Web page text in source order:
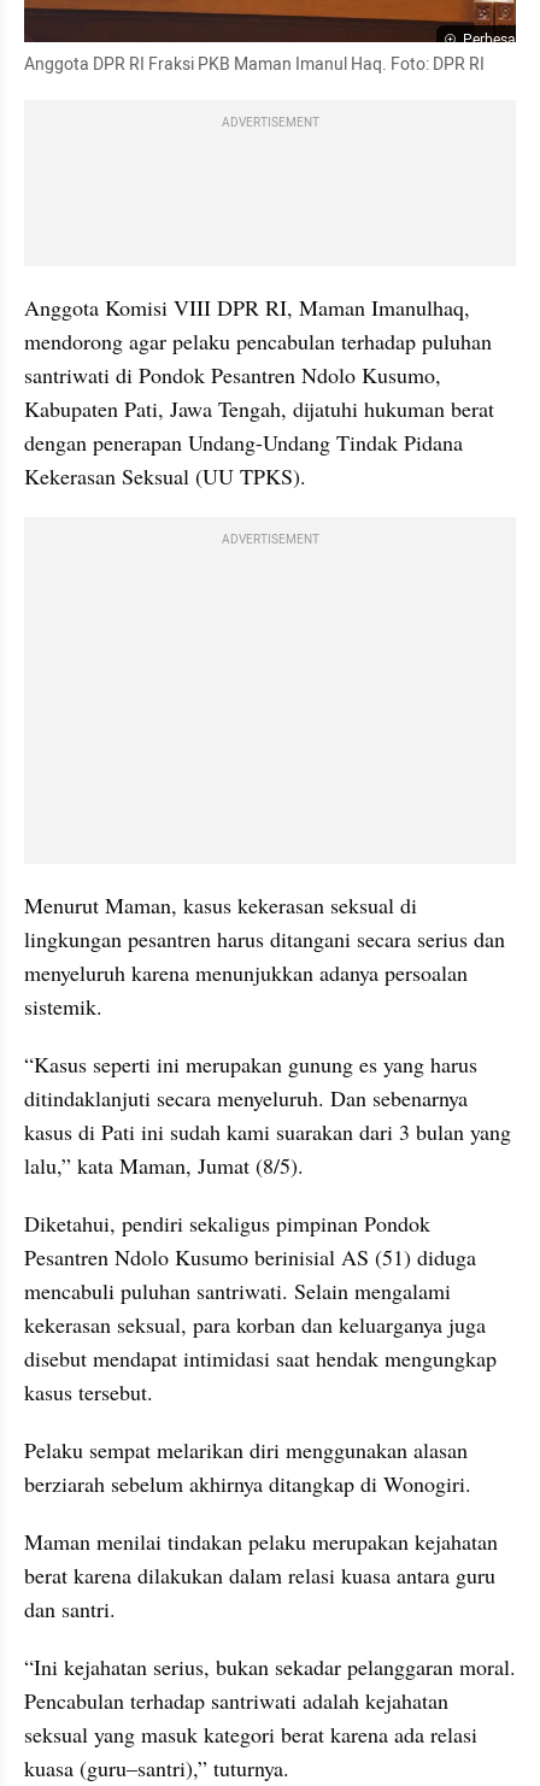
Perbesar
Anggota DPR RI Fraksi PKB Maman Imanul Haq. Foto: DPR RI
ADVERTISEMENT
Anggota Komisi VIII DPR RI, Maman Imanulhaq,
mendorong agar pelaku pencabulan terhadap puluhan
santriwati di Pondok Pesantren Ndolo Kusumo,
Kabupaten Pati, Jawa Tengah, dijatuhi hukuman berat
dengan penerapan Undang-Undang Tindak Pidana
Kekerasan Seksual (UU TPKS).
ADVERTISEMENT
Menurut Maman, kasus kekerasan seksual di
lingkungan pesantren harus ditangani secara serius dan
menyeluruh karena menunjukkan adanya persoalan
sistemik.
“Kasus seperti ini merupakan gunung es yang harus
ditindaklanjuti secara menyeluruh. Dan sebenarnya
kasus di Pati ini sudah kami suarakan dari 3 bulan yang
lalu,” kata Maman, Jumat (8/5).
Diketahui, pendiri sekaligus pimpinan Pondok
Pesantren Ndolo Kusumo berinisial AS (51) diduga
mencabuli puluhan santriwati. Selain mengalami
kekerasan seksual, para korban dan keluarganya juga
disebut mendapat intimidasi saat hendak mengungkap
kasus tersebut.
Pelaku sempat melarikan diri menggunakan alasan
berziarah sebelum akhirnya ditangkap di Wonogiri.
Maman menilai tindakan pelaku merupakan kejahatan
berat karena dilakukan dalam relasi kuasa antara guru
dan santri.
“Ini kejahatan serius, bukan sekadar pelanggaran moral.
Pencabulan terhadap santriwati adalah kejahatan
seksual yang masuk kategori berat karena ada relasi
kuasa (guru–santri),” tuturnya.